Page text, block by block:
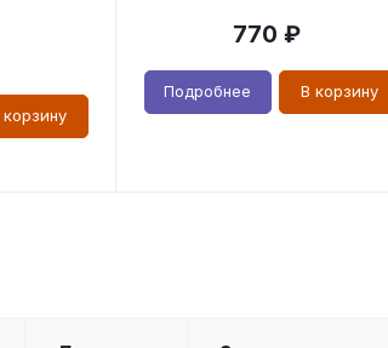
770 ₽
Подробнее В корзину